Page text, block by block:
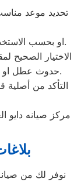
او بحسب الاستخدام والهدف منه الاقلال من حدوث الاعطال.
حدوث عطل او التأكد بأن الجهاز لا يعمل بالشكل المطلوب.
مركز صيانه دايو
نوفر لك من